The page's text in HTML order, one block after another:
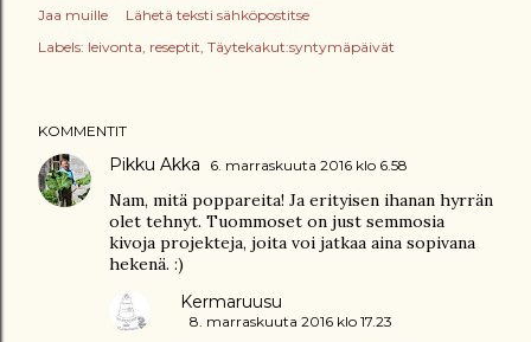
Jaa muille
Lähetä teksti sähköpostitse
Labels: leivonta reseptit Täytekakut:syntymäpäivät
KOMMENTIT
Pikku Akka 6. marraskuuta 2016 klo 6.58
Nam, mitä poppareita! Ja erityisen ihanan hyrrän
olet tehnyt. Tuommoset on just semmosia
kivoja projekteja, joita voi jatkaa aina sopivana
hekenä. :)
Kermaruusu
8. marraskuuta 2016 klo 17.23